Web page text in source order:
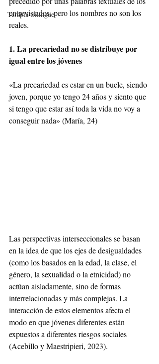
Terapia trilingüe
entrevistados, pero los nombres no son los
reales.
1. La precariedad no se distribuye por
igual entre los jóvenes
«La precariedad es estar en un bucle, siendo
joven, porque yo tengo 24 años y siento que
si tengo que estar así toda la vida no voy a
conseguir nada» (María, 24)
Las perspectivas interseccionales se basan
en la idea de que los ejes de desigualdades
(como los basados en la edad, la clase, el
género, la sexualidad o la etnicidad) no
actúan aisladamente, sino de formas
interrelacionadas y más complejas. La
interacción de estos elementos afecta el
modo en que jóvenes diferentes están
expuestos a diferentes riesgos sociales
(Acebillo y Maestripieri, 2023).